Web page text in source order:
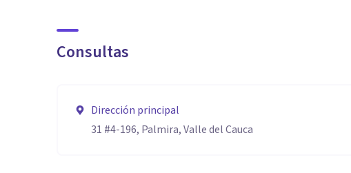
Consultas
Dirección principal
31 #4-196, Palmira, Valle del Cauca